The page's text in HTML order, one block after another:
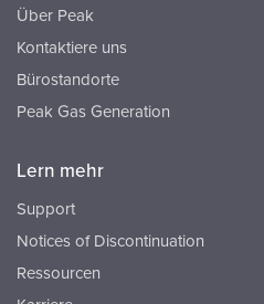
Über Peak
Kontaktiere uns
Bürostandorte
Peak Gas Generation
Lern mehr
Support
Notices of Discontinuation
Ressourcen